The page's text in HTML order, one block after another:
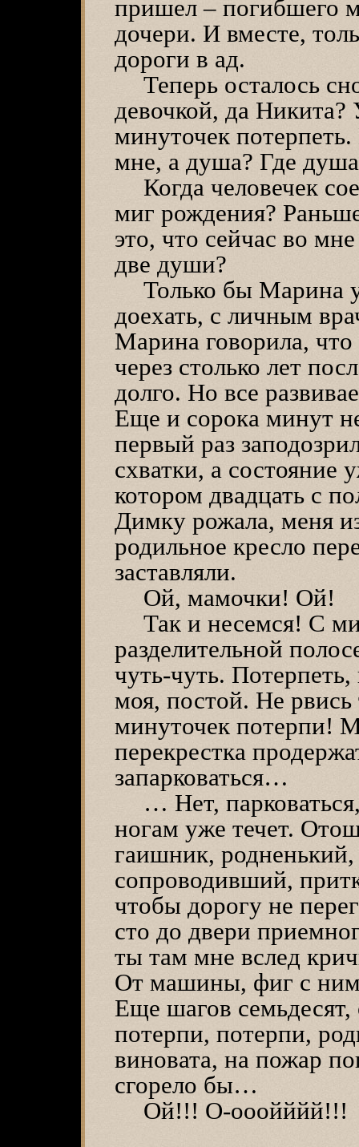
пришел – погибшего
дочери. И вместе,
дороги в ад.
Теперь осталось
девочкой, да
минуточек
мне, а душа? Где
Когда человечек
миг рождения?
это, что сейчас во
две души?
Только бы Марина
доехать, с личным
Марина говорила,
через столько лет
долго. Но все
Еще и сорока минут
первый раз
схватки, а состояние
котором двадцать с
Димку рожала, меня
родильное кресло
заставляли.
Ой, мамочки! Ой!
Так и несемся! С
разделительной
чуть-чуть.
моя, постой. Не
минуточек потерпи!
перекрестка
запарковаться…
… Нет,
ногам уже течет.
гаишник,
сопроводивший,
чтобы дорогу не
сто до двери
ты там мне вслед
От машины, фиг с
Еще шагов
потерпи, потерпи,
виновата, на пожар
сгорело бы…
Ой!!! О-ооойййй!!!